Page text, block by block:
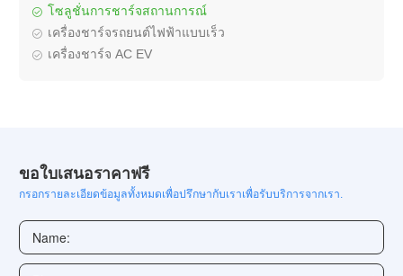
โซลูชั่นการชาร์จสถานการณ์
เครื่องชาร์จรถยนต์ไฟฟ้าแบบเร็ว
เครื่องชาร์จ AC EV
ขอใบเสนอราคาฟรี
กรอกรายละเอียดข้อมูลทั้งหมดเพื่อปรึกษากับเราเพื่อรับบริการจากเรา.